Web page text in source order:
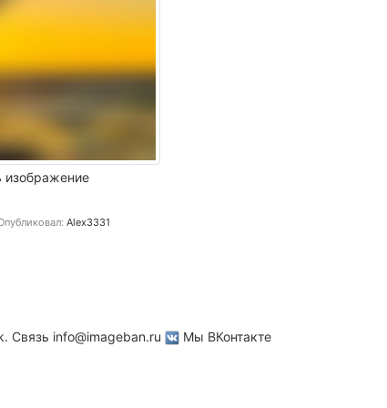
изображение
Alex3331
Связь info@imageban.ru
Мы ВКонтакте